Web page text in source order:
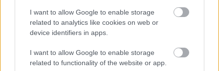
I want to allow Google to enable storage
related to analytics like cookies on web or
device identifiers in apps.
I want to allow Google to enable storage
related to functionality of the website or app.
Ulysses apja